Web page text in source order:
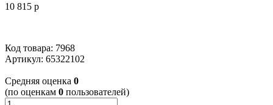
10 815 p
Код товара: 7968
Артикул: 65322102
Cредняя оценка 0
(по оценкам 0 пользователей)